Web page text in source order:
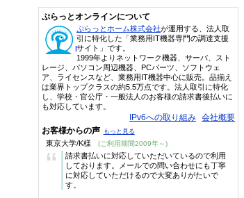
ぷらっとオンラインについて
ぷらっとホーム株式会社が運用する、法人取
引に特化した「業務用IT機器専門の調達支援
サイト」です。
1999年よりネットワーク機器、サーバ、スト
レージ、パソコン周辺機器、PCパーツ、ソフトウェ
ア、ライセンスなど、業務用IT機器中心に販売。品揃え
は業界トップクラスの約5.5万点です。法人取引に特化
し、学校・官公庁・一般法人のお客様の請求書後払いに
も対応しています。
IPv6への取り組み 会社概要
お客様からの声 もっと見る
東京大学/K様 (ご利用期間2009年～)
“
請求書払いに対応していただいているので利用
しております。メールでの問い合わせにも丁寧
に対応していただけるので大変ありがたいで
す。